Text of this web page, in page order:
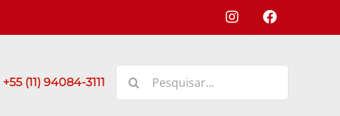
+55 (11) 94084-3111
resultados